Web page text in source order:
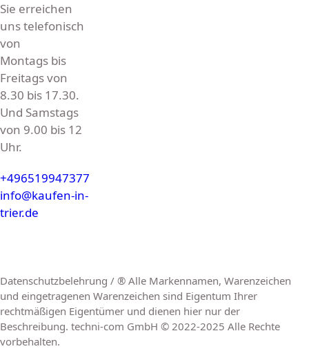
Sie erreichen
uns telefonisch
von
Montags bis
Freitags von
8.30 bis 17.30.
Und Samstags
von 9.00 bis 12
Uhr.
+496519947377
info@kaufen-in-
trier.de
Datenschutzbelehrung / ® Alle Markennamen, Warenzeichen
und eingetragenen Warenzeichen sind Eigentum Ihrer
rechtmäßigen Eigentümer und dienen hier nur der
Beschreibung. techni-com GmbH © 2022-2025 Alle Rechte
vorbehalten.